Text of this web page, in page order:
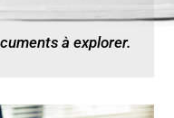
à explorer.